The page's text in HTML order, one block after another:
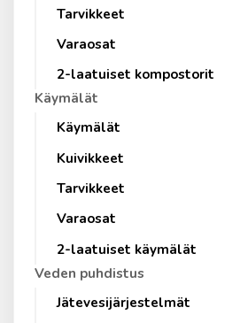
Tarvikkeet
Varaosat
2-laatuiset kompostorit
Käymälät
Käymälät
Kuivikkeet
Tarvikkeet
Varaosat
2-laatuiset käymälät
Veden puhdistus
Jätevesijärjestelmät